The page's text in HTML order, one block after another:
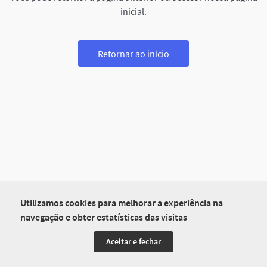
Utilizamos cookies para melhorar a experiência na
navegação e obter estatísticas das visitas
Aceitar e fechar
inicial.
Retornar ao início